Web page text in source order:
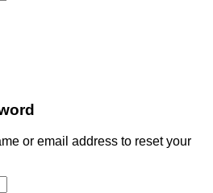
or email address to reset your